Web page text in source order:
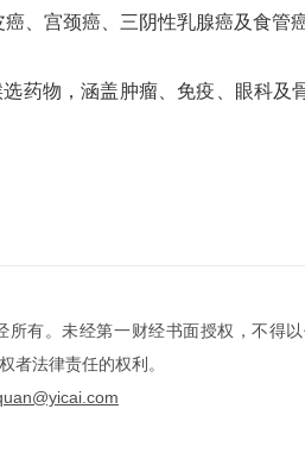
、宫颈癌、三阴性乳腺癌及食管
药物，涵盖肿瘤、免疫、眼科及
所有。未经第一财经书面授权，不得
者法律责任的权利。